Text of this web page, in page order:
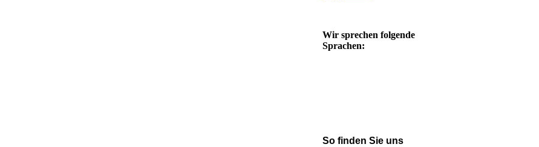
Wir sprechen folgende
Sprachen:
So finden Sie uns